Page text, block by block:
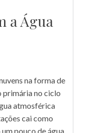
a Água
na forma de
primária no ciclo
atmosférica
cai como
pouco de água